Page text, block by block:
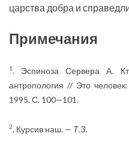
царства добра и
Примечания
1. Эспиноза Сервера А.
антропология // Это
1995. С. 100—101.
2. Курсив наш. — Т.З.